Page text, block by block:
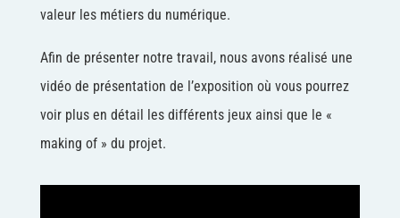
valeur les métiers du numérique.
Afin de présenter notre travail, nous avons réalisé une
vidéo de présentation de l’exposition où vous pourrez
voir plus en détail les différents jeux ainsi que le «
making of » du projet.